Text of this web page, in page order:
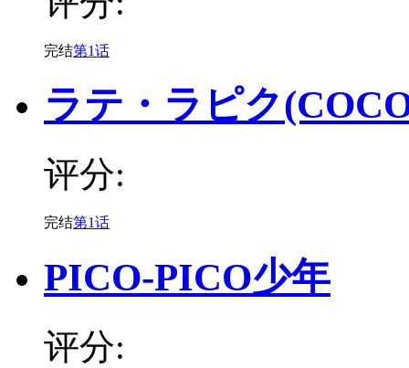
完结第1话
ラテ・ラピク
评分:
完结第1话
PICO-PICO少年
评分: